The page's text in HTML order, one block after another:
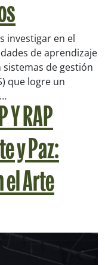
investigar en el
de aprendizaje
de gestión
que logre un
Y RAP
y Paz:
el Arte